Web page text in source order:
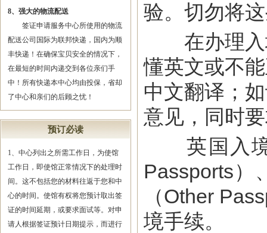
8、强大的物流配送
签证申请服务中心所使用的物流
配送公司国际为联邦快递，国内为顺
丰快递！在确保宝贝安全的情况下，
在最短的时间内递交到各位亲们手
中！所有快递本中心均由投保，省却
了中心和亲们的后顾之忧！
预订必读
1、中心列出之所需工作日，为使馆
工作日，即使馆正常情况下的处理时
间。这不包括您的材料往返于您和中
心的时间。使馆有权将您预计取出签
证的时间延期，或要求面试等。对申
请人根据签证预计日期提示，而进行
验。切勿将
在办理入
懂英文或不
中文翻译；
意见，同时
英国入境
Passports）
（Other
境手续。